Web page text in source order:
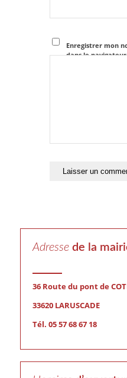
Enregistrer mon
dans le
Adresse de la
36 Route du pont de
33620 LARUSCADE
Tél. 05 57 68 67 18